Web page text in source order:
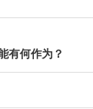
有何作为？